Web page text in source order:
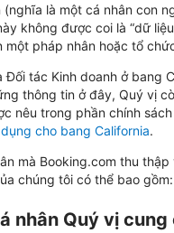
(nghĩa là một cá nhân con
không được coi là “dữ
một pháp nhân hoặc tổ
Đối tác Kinh doanh ở bang
thông tin ở đây, Quý vị
nêu trong phần chính
cho bang California.
mà Booking.com thu
chúng tôi có thể bao gồm:
nhân Quý vị cung